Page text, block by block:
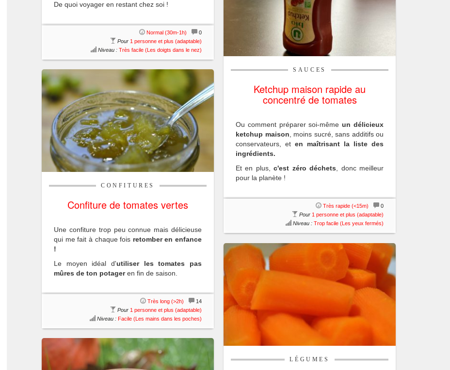
De quoi voyager en restant chez soi !
0
Normal (30m-1h)
Pour 1 personne et plus (adaptable)
Niveau : Très facile (Les doigts dans le nez)
SAUCES
Ketchup maison rapide au
concentré de tomates
Ou comment préparer soi-mêmeun délicieux
ketchup maison , moins sucré, sans additifs ou
conservateurs, et en maîtrisant la liste des
ingrédients.
Et en plus,c'est zéro déchets , donc meilleur
pour la planète !
0
Très rapide (<15m)
Pour 1 personne et plus (adaptable)
Niveau : Trop facile (Les yeux fermés)
CONFITURES
Confiture de tomates vertes
Une confiture trop peu connue mais délicieuse
qui me fait à chaque fois retomber en enfance
!
Le moyen idéal d'utiliser les tomates pas
mûres de ton potageren fin de saison.
14
Très long (>2h)
Pour 1 personne et plus (adaptable)
Niveau : Facile (Les mains dans les poches)
LÉGUMES